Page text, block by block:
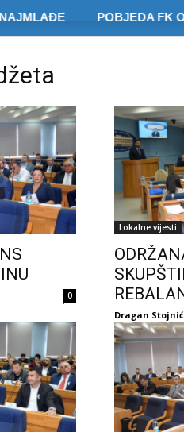
POBJEDA FK
0
Lokalne vijesti
Dragan Stojnić